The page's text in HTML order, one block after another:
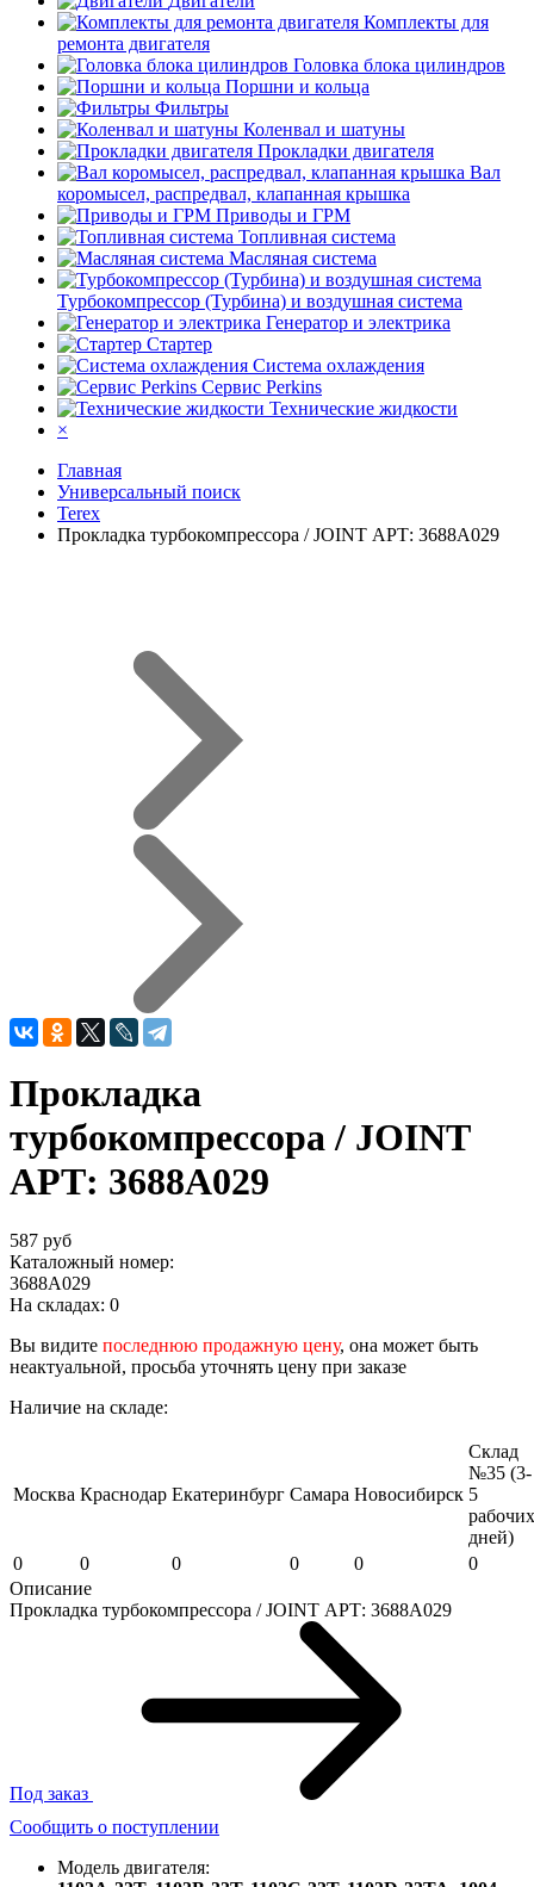
Комплекты для
ремонта двигателя
Головка блока цилиндров
Поршни и кольца
Фильтры
Коленвал и шатуны
Прокладки двигателя
Вал
коромысел, распредвал, клапанная крышка
Приводы и ГРМ
Топливная система
Масляная система
Турбокомпрессор (Турбина) и воздушная система
Генератор и электрика
Стартер
Система охлаждения
Сервис Perkins
Технические жидкости
×
Главная
Универсальный поиск
Terex
Прокладка турбокомпрессора / JOINT АРТ: 3688A029
Прокладка
турбокомпрессора / JOINT
АРТ: 3688A029
587 руб
Каталожный номер:
3688A029
На складах: 0
Вы видите последнюю продажную цену, она может быть
неактуальной, просьба уточнять цену при заказе
Наличие на складе:
Москва Краснодар Екатеринбург Самара Новосибирск
Склад
№35 (3-
5
рабочих
дней)
0
0 0 0 0
0
Описание
Прокладка турбокомпрессора / JOINT АРТ: 3688A029
Под заказ
Сообщить о поступлении
Модель двигателя: